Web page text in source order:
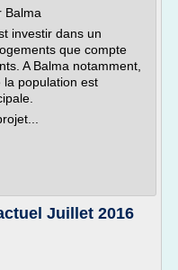
Balma
investir dans un
que compte
A Balma notamment,
population est
Juillet 2016